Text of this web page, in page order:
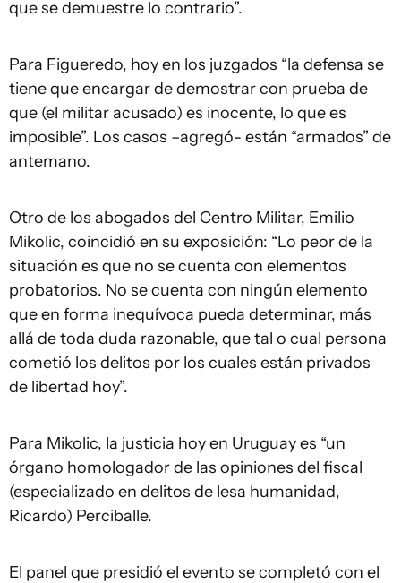
que se demuestre lo contrario”.
Para Figueredo, hoy en los juzgados “la defensa se
tiene que encargar de demostrar con prueba de
que (el militar acusado) es inocente, lo que es
imposible”. Los casos –agregó- están “armados” de
antemano.
Otro de los abogados del Centro Militar, Emilio
Mikolic, coincidió en su exposición: “Lo peor de la
situación es que no se cuenta con elementos
probatorios. No se cuenta con ningún elemento
que en forma inequívoca pueda determinar, más
allá de toda duda razonable, que tal o cual persona
cometió los delitos por los cuales están privados
de libertad hoy”.
Para Mikolic, la justicia hoy en Uruguay es “un
órgano homologador de las opiniones del fiscal
(especializado en delitos de lesa humanidad,
Ricardo) Perciballe.
El panel que presidió el evento se completó con el